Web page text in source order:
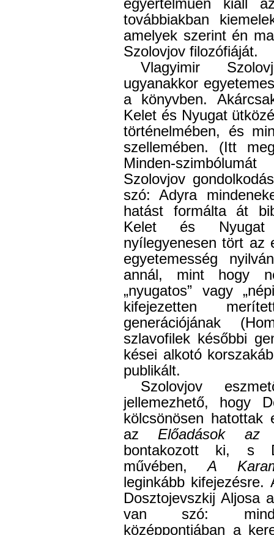
egyértelműen kiáll
továbbiakban
amelyek szerint én
Szolovjov filozófiáját.
Vlagyimir
ugyanakkor
a könyvben.
Kelet és Nyugat
történelmében, és
szellemében. (Itt
Minden-
Szolovjov
szó: Adyra
hatást formálta át
Kelet és Nyugat
nyílegyenesen tört az
egyetemesség
annál, mint hogy
„nyugatos” vagy
kifejezetten
generációjának
szlavofilek későbbi
kései alkotó
publikált.
Szolovjov
jellemezhető, hogy
kölcsönösen hatottak
azElőadások az
bontakozott ki, s
művében,A
leginkább
Dosztojevszkij Aljosa
van szó:
középpontjában a